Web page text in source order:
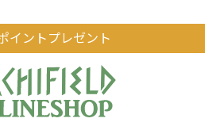
イントプレゼント